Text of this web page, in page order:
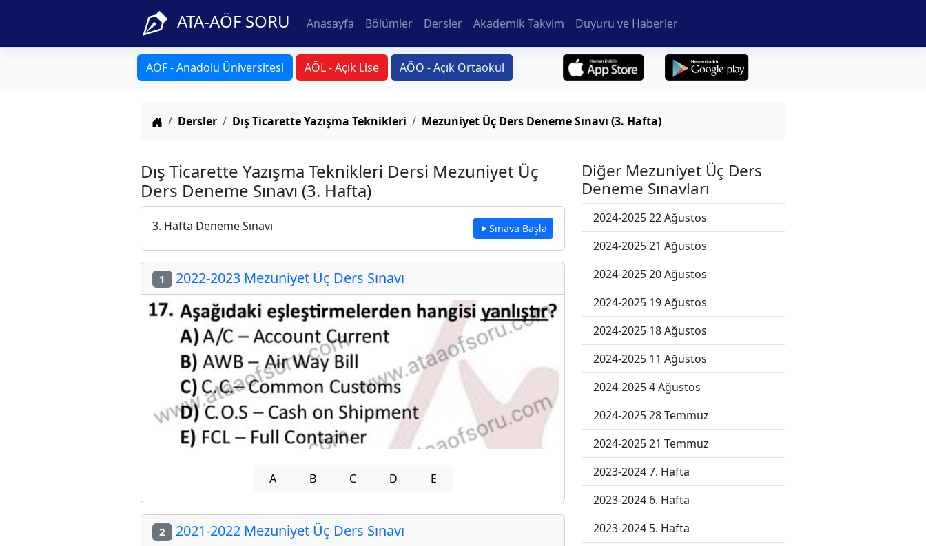
ATA-AÖF SORU Anasayfa Bölümler Dersler Akademik Takvim Duyuru ve Haberler
AÖF - Anadolu Üniversitesi AÖL - Açık Lise AÖO - Açık Ortaokul
Anasayfa
Dersler Dış Ticarette Yazışma Teknikleri Mezuniyet Üç Ders Deneme Sınavı (3. Hafta)
Dış Ticarette Yazışma Teknikleri Dersi Mezuniyet Üç
Ders Deneme Sınavı (3. Hafta)
3. Hafta Deneme Sınavı Sınava Başla
1 2022-2023 Mezuniyet Üç Ders Sınavı
A B C D E
2 2021-2022 Mezuniyet Üç Ders Sınavı
Diğer Mezuniyet Üç Ders
Deneme Sınavları
2024-2025 22 Ağustos
2024-2025 21 Ağustos
2024-2025 20 Ağustos
2024-2025 19 Ağustos
2024-2025 18 Ağustos
2024-2025 11 Ağustos
2024-2025 4 Ağustos
2024-2025 28 Temmuz
2024-2025 21 Temmuz
2023-2024 7. Hafta
2023-2024 6. Hafta
2023-2024 5. Hafta